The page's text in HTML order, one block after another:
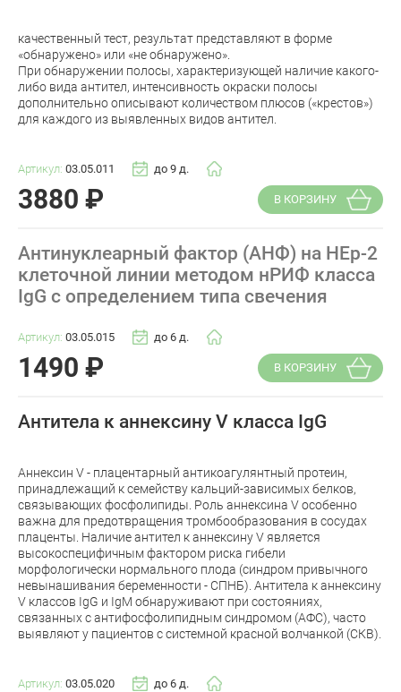
качественный тест, результат представляют в форме
«обнаружено» или «не обнаружено».
При обнаружении полосы, характеризующей наличие какого-
либо вида антител, интенсивность окраски полосы
дополнительно описывают количеством плюсов («крестов»)
для каждого из выявленных видов антител.
Артикул: 03.05.011 до 9 д.
3880 ₽ В КОРЗИНУ
Антинуклеарный фактор (АНФ) на HEp-2
клеточной линии методом нРИФ класса
IgG с определением типа свечения
Артикул: 03.05.015 до 6 д.
1490 ₽ В КОРЗИНУ
Антитела к аннексину V класса IgG
Аннексин V - плацентарный антикоагулянтный протеин,
принадлежащий к семейству кальций-зависимых белков,
связывающих фосфолипиды. Роль аннексина V особенно
важна для предотвращения тромбообразования в сосудах
плаценты. Наличие антител к аннексину V является
высокоспецифичным фактором риска гибели
морфологически нормального плода (синдром привычного
невынашивания беременности - СПНБ). Антитела к аннексину
V классов IgG и IgM обнаруживают при состояниях,
связанных с антифосфолипидным синдромом (АФС), часто
выявляют у пациентов с системной красной волчанкой (СКВ).
Артикул: 03.05.020 до 6 д.